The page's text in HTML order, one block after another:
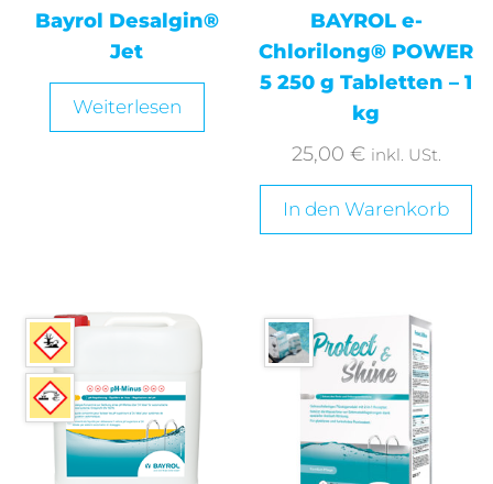
Bayrol Desalgin®
Jet
Weiterlesen
BAYROL e-
Chlorilong® POWER
5 250 g Tabletten – 1
kg
25,00 € inkl. USt.
In den Warenkorb